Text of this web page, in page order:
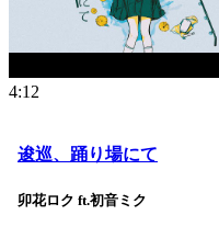
4:12
逡巡、踊り場にて
卯花ロク ft.初音ミク